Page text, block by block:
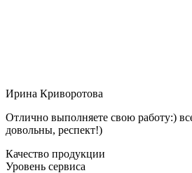
Ирина Криворотова
Отлично выполняете свою работу:)
довольны, респект!)
Качество продукции
Уровень сервиса